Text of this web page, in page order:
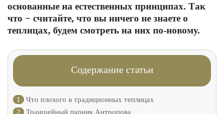
основанные на естественных принципах. Так
что − считайте, что вы ничего не знаете о
теплицах, будем смотреть на них по-новому.
Содержание статьи
1
Что плохого в традиционных теплицах
2
Траншейный парник Антропова